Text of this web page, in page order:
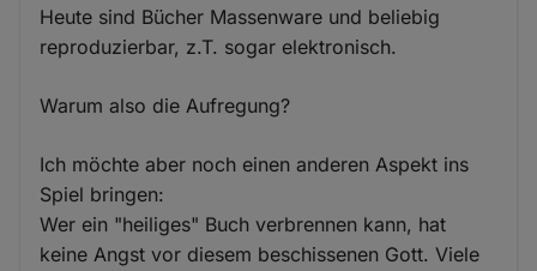
Heute sind Bücher Massenware und beliebig
reproduzierbar, z.T. sogar elektronisch.
Warum also die Aufregung?
Ich möchte aber noch einen anderen Aspekt ins
Spiel bringen:
Wer ein "heiliges" Buch verbrennen kann, hat
keine Angst vor diesem beschissenen Gott. Viele